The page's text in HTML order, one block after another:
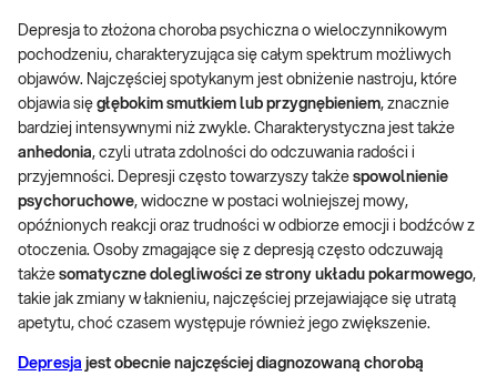
Depresja to złożona choroba psychiczna o wieloczynnikowym
pochodzeniu, charakteryzująca się całym spektrum możliwych
objawów. Najczęściej spotykanym jest obniżenie nastroju, które
objawia się głębokim smutkiem lub przygnębieniem, znacznie
bardziej intensywnymi niż zwykle. Charakterystyczna jest także
anhedonia, czyli utrata zdolności do odczuwania radości i
przyjemności. Depresji często towarzyszy także spowolnienie
psychoruchowe, widoczne w postaci wolniejszej mowy,
opóźnionych reakcji oraz trudności w odbiorze emocji i bodźców z
otoczenia. Osoby zmagające się z depresją często odczuwają
także somatyczne dolegliwości ze strony układu pokarmowego,
takie jak zmiany w łaknieniu, najczęściej przejawiające się utratą
apetytu, choć czasem występuje również jego zwiększenie.
Depresja jest obecnie najczęściej diagnozowaną chorobą